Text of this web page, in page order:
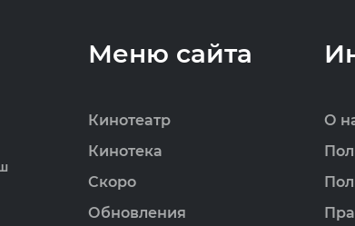
Меню сайта
Кинотеатр
Кинотека
Скоро
Обновления
О